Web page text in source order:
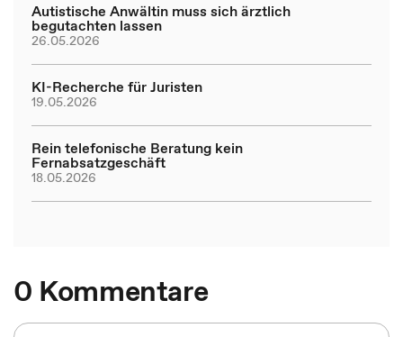
Autistische Anwältin muss sich ärztlich
begutachten lassen
26.05.2026
KI-Recherche für Juristen
19.05.2026
Rein telefonische Beratung kein
Fernabsatzgeschäft
18.05.2026
0 Kommentare